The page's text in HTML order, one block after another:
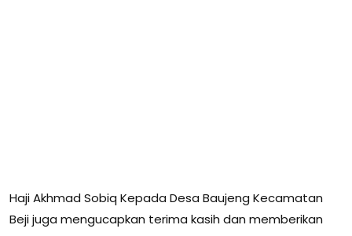
Haji Akhmad Sobiq Kepada Desa Baujeng Kecamatan
Beji juga mengucapkan terima kasih dan memberikan